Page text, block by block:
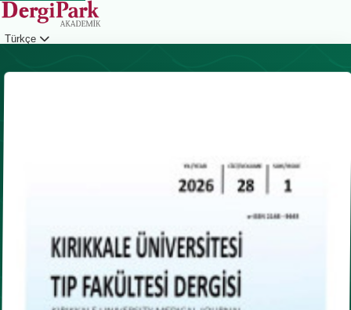
Türkçe